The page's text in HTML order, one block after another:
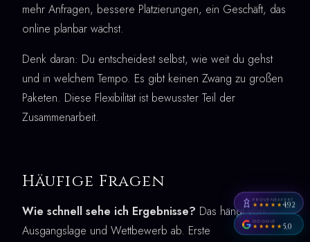
mehr Anfragen, bessere Platzierungen, ein Geschäft, das
online planbar wächst.
Denk daran: Du entscheidest selbst, wie weit du gehst
und in welchem Tempo. Es gibt keinen Zwang zu großen
Paketen. Diese Flexibilität ist bewusster Teil der
Zusammenarbeit.
Häufige Fragen
Wie schnell sehe ich Ergebnisse? Das hängt von
Ausgangslage und Wettbewerb ab. Erste
PROVENEXPERT
★★★★★4,92
GOOGLE
★★★★★5,0